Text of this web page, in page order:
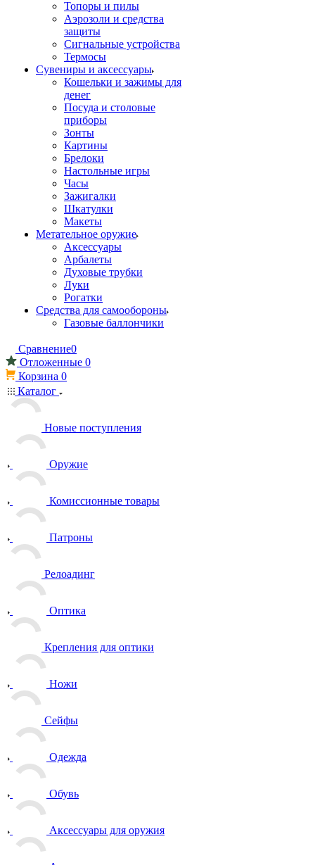
Топоры и пилы
Аэрозоли и средства
защиты
Сигнальные устройства
Термосы
Сувениры и аксессуары
Кошельки и зажимы для
денег
Посуда и столовые
приборы
Зонты
Картины
Брелоки
Настольные игры
Часы
Зажигалки
Шкатулки
Макеты
Метательное оружие
Аксессуары
Арбалеты
Духовые трубки
Луки
Рогатки
Средства для самообороны
Газовые баллончики
Сравнение0
Отложенные 0
Корзина 0
Каталог
Новые поступления
Оружие
Комиссионные товары
Патроны
Релоадинг
Оптика
Крепления для оптики
Ножи
Сейфы
Одежда
Обувь
Аксессуары для оружия